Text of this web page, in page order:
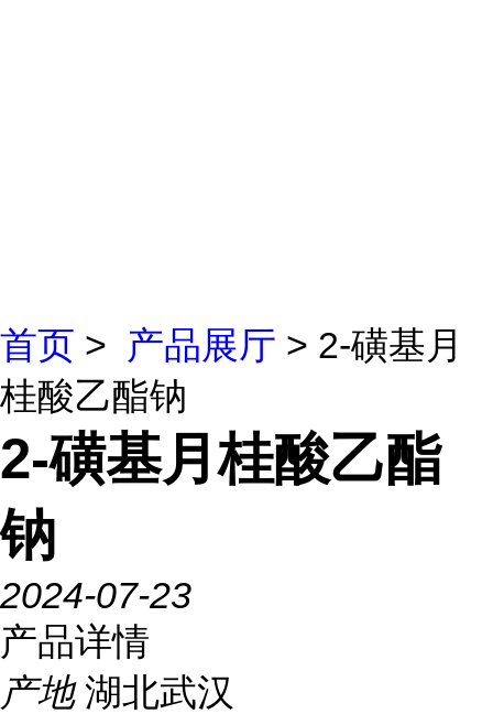
首页 > 产品展厅 > 2-磺基月
桂酸乙酯钠
2-磺基月桂酸乙酯
钠
2024-07-23
产品详情
产地 湖北武汉